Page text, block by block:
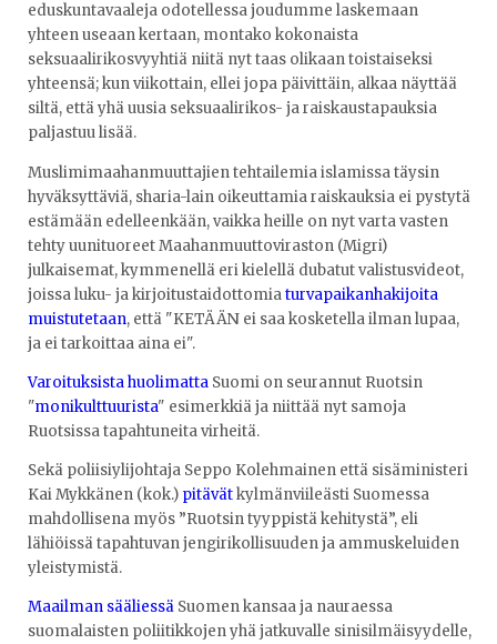
eduskuntavaaleja odotellessa joudumme laskemaan
yhteen useaan kertaan, montako kokonaista
seksuaalirikosvyyhtiä niitä nyt taas olikaan toistaiseksi
yhteensä; kun viikottain, ellei jopa päivittäin, alkaa näyttää
siltä, että yhä uusia seksuaalirikos- ja raiskaustapauksia
paljastuu lisää.
Muslimimaahanmuuttajien tehtailemia islamissa täysin
hyväksyttäviä, sharia-lain oikeuttamia raiskauksia ei pystytä
estämään edelleenkään, vaikka heille on nyt varta vasten
tehty uunituoreet Maahanmuuttoviraston (Migri)
julkaisemat, kymmenellä eri kielellä dubatut valistusvideot,
joissa luku- ja kirjoitustaidottomiaturvapaikanhakijoita
muistutetaan, että "KETÄÄN ei saa kosketella ilman lupaa,
ja ei tarkoittaa aina ei".
Varoituksista huolimatta Suomi on seurannut Ruotsin
"monikulttuurista" esimerkkiä ja niittää nyt samoja
Ruotsissa tapahtuneita virheitä.
Sekä poliisiylijohtaja Seppo Kolehmainen että sisäministeri
Kai Mykkänen (kok.) pitävätkylmänviileästi Suomessa
mahdollisena myös ”Ruotsin tyyppistä kehitystä”, eli
lähiöissä tapahtuvan jengirikollisuuden ja ammuskeluiden
yleistymistä.
Maailman sääliessä Suomen kansaa ja nauraessa
suomalaisten poliitikkojen yhä jatkuvalle sinisilmäisyydelle,